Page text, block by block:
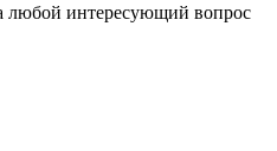
любой интересующий вопрос